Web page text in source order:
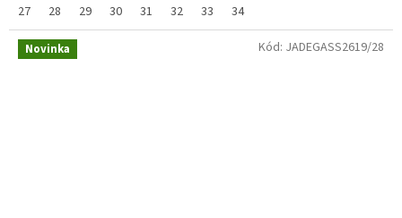
27
28 29 30 31 32 33 34
Novinka Kód: JADEGASS2619/28